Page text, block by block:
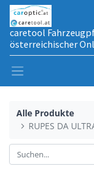
caretool
österreichischer
Alle Produkte
RUPES DA